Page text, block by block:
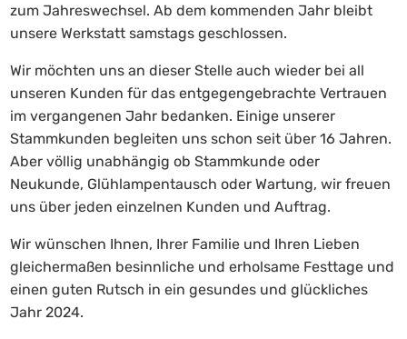
zum Jahreswechsel. Ab dem kommenden Jahr bleibt
unsere Werkstatt samstags geschlossen.
Wir möchten uns an dieser Stelle auch wieder bei all
unseren Kunden für das entgegengebrachte Vertrauen
im vergangenen Jahr bedanken. Einige unserer
Stammkunden begleiten uns schon seit über 16 Jahren.
Aber völlig unabhängig ob Stammkunde oder
Neukunde, Glühlampentausch oder Wartung, wir freuen
uns über jeden einzelnen Kunden und Auftrag.
Wir wünschen Ihnen, Ihrer Familie und Ihren Lieben
gleichermaßen besinnliche und erholsame Festtage und
einen guten Rutsch in ein gesundes und glückliches
Jahr 2024.